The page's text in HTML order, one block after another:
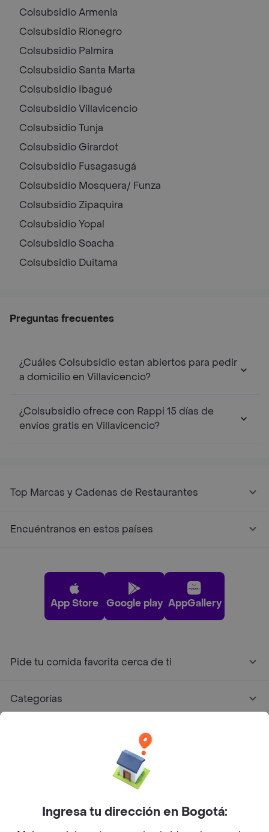
ColsubsidioArmenia
Colsubsidio Rionegro
Colsubsidio Palmira
Colsubsidio Santa Marta
Colsubsidio Ibagué
ColsubsidioVillavicencio
ColsubsidioTunja
Colsubsidio Girardot
Colsubsidio Fusagasugá
Colsubsidio Mosquera/ Funza
Colsubsidio Zipaquira
ColsubsidioYopal
Colsubsidio Soacha
Colsubsidio Duitama
Preguntas frecuentes
¿Cuáles Colsubsidio estan abiertos para pedir
a domicilio en Villavicencio?
¿Colsubsidio ofrece con Rappi 15 días de
envíos gratis en Villavicencio?
Top Marcas y Cadenas de Restaurantes
Encuéntranos en estos países
App Store Google play AppGallery
Pide tu comida favorita cerca de ti
Categorías
Facebook
Twitter
Instagram
Ingresa tu dirección en Bogotá: